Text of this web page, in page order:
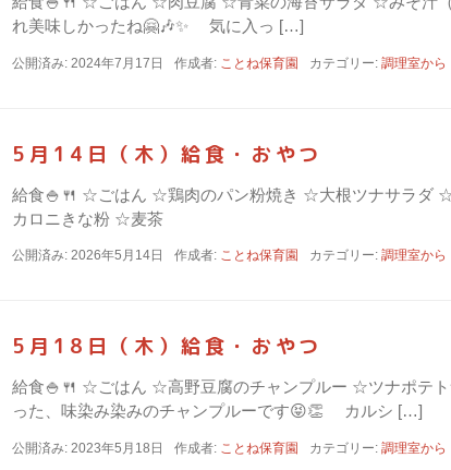
れ美味しかったね🤗🎶✨ 気に入っ […]
公開済み: 2024年7月17日 作成者: ことね保育園 カテゴリー:調理室から
5月14日（木）給食・おやつ
給食🍚🍴 ☆ごはん ☆鶏肉のパン粉焼き ☆大根ツナサラダ
カロニきな粉 ☆麦茶
公開済み: 2026年5月14日 作成者: ことね保育園 カテゴリー:調理室から
5月18日（木）給食・おやつ
給食🍚🍴 ☆ごはん ☆高野豆腐のチャンプルー ☆ツナポテ
った、味染み染みのチャンプルーです😝👏 カルシ […]
公開済み: 2023年5月18日 作成者: ことね保育園 カテゴリー:調理室から